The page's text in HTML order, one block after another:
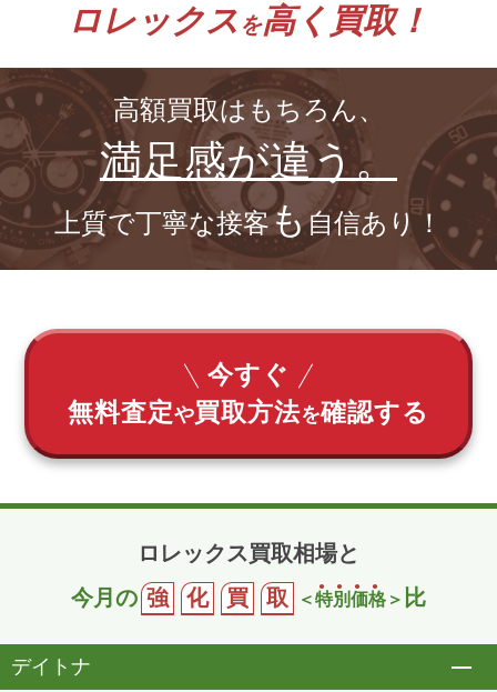
ロレックス を高く買取！
高額買取はもちろん、
満足感が違う。
上質で丁寧な接客も自信あり！
今すぐ
無料査定や買取方法を確認する
ロレックス買取相場と
今月の 強 化 買 取 ＜特別価格 ＞ 比
デイトナ